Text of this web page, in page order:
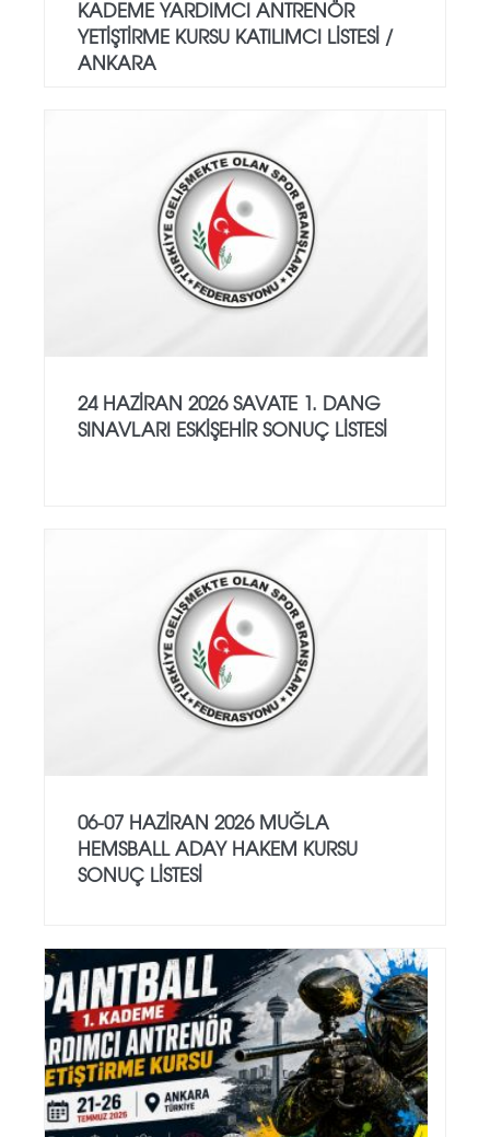
KADEME YARDIMCI ANTRENÖR
YETİŞTİRME KURSU KATILIMCI LİSTESİ /
ANKARA
24 HAZİRAN 2026 SAVATE 1. DANG
SINAVLARI ESKİŞEHİR SONUÇ LİSTESİ
06-07 HAZİRAN 2026 MUĞLA
HEMSBALL ADAY HAKEM KURSU
SONUÇ LİSTESİ